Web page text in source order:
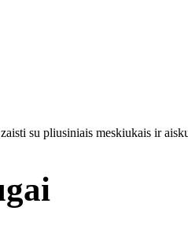
su pliusiniais meskiukais ir